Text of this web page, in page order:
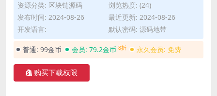
资源分类: 区块链源码
浏览热度: (24)
发布时间: 2024-08-26
最近更新: 2024-08-26
开发语言:
默认密码: 源码地带
普通: 99金币 会员: 79.2金币 8折 永久会员: 免费
购买下载权限